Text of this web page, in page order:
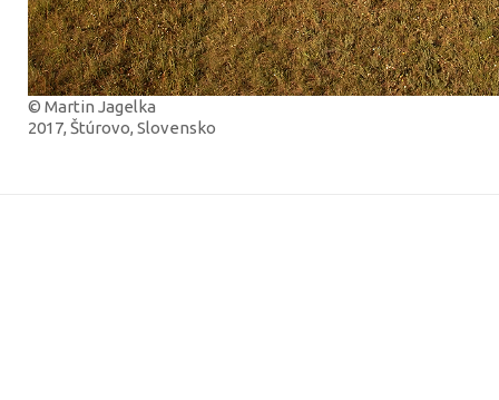
© Martin Jagelka
2017, Štúrovo, Slovensko